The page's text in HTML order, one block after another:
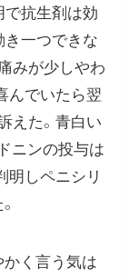
で抗生剤は効
き一つできな
みが少しやわ
んでいたら翌
えた。青白い
ドニンの投与は
明しペニシリ
く言う気は